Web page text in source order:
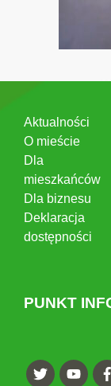
Aktualności
O mieście
Dla
mieszkańców
Dla biznesu
Deklaracja
dostępności
PUNKT